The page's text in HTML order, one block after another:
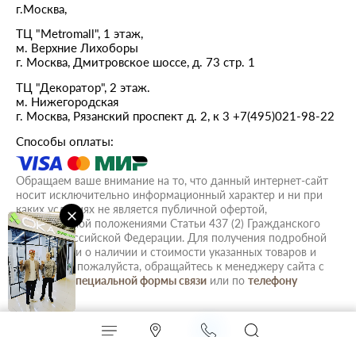
г.Москва,
ТЦ "Metromall", 1 этаж,
м. Верхние Лихоборы
г. Москва, Дмитровское шоссе, д. 73 стр. 1
ТЦ "Декоратор", 2 этаж.
м. Нижегородская
г. Москва, Рязанский проспект д. 2, к 3 +7(495)021-98-22
Способы оплаты:
Обращаем ваше внимание на то, что данный интернет-сайт
носит исключительно информационный характер и ни при
каких условиях не является публичной офертой,
определяемой положениями Статьи 437 (2) Гражданского
кодекса Российской Федерации. Для получения подробной
информации о наличии и стоимости указанных товаров и
(или) услуг, пожалуйста, обращайтесь к менеджеру сайта с
помощьюспециальной формы связи или по телефону